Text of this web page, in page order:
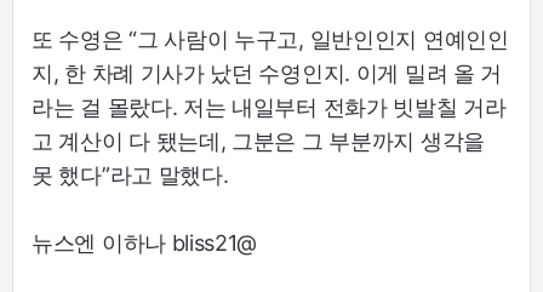
또 수영은 “그 사람이 누구고, 일반인인지 연예인인
지, 한 차례 기사가 났던 수영인지. 이게 밀려 올 거
라는 걸 몰랐다. 저는 내일부터 전화가 빗발칠 거라
고 계산이 다 됐는데, 그분은 그 부분까지 생각을
못 했다”라고 말했다.
뉴스엔 이하나 bliss21@